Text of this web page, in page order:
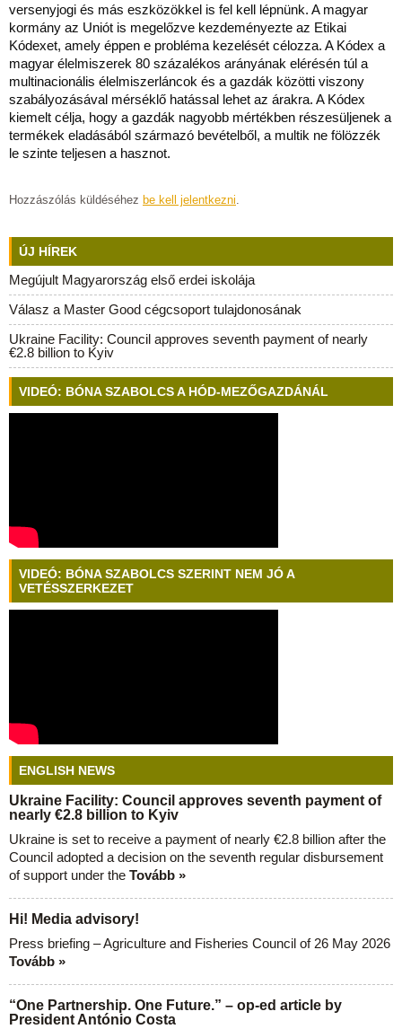
versenyjogi és más eszközökkel is fel kell lépnünk. A magyar
kormány az Uniót is megelőzve kezdeményezte az Etikai
Kódexet, amely éppen e probléma kezelését célozza. A Kódex a
magyar élelmiszerek 80 százalékos arányának elérésén túl a
multinacionális élelmiszerláncok és a gazdák közötti viszony
szabályozásával mérséklő hatással lehet az árakra. A Kódex
kiemelt célja, hogy a gazdák nagyobb mértékben részesüljenek a
termékek eladásából származó bevételből, a multik ne fölözzék
le szinte teljesen a hasznot.
Hozzászólás küldéséhez be kell jelentkezni.
ÚJ HÍREK
Megújult Magyarország első erdei iskolája
Válasz a Master Good cégcsoport tulajdonosának
Ukraine Facility: Council approves seventh payment of nearly
€2.8 billion to Kyiv
VIDEÓ: BÓNA SZABOLCS A HÓD-MEZŐGAZDÁNÁL
VIDEÓ: BÓNA SZABOLCS SZERINT NEM JÓ A
VETÉSSZERKEZET
ENGLISH NEWS
Ukraine Facility: Council approves seventh payment of
nearly €2.8 billion to Kyiv
Ukraine is set to receive a payment of nearly €2.8 billion after the
Council adopted a decision on the seventh regular disbursement
of support under the Tovább »
Hi! Media advisory!
Press briefing – Agriculture and Fisheries Council of 26 May 2026
Tovább »
“One Partnership. One Future.” – op-ed article by
President António Costa